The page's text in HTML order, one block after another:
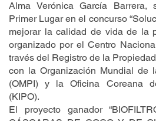
Alma Verónica García Barrera,
Primer Lugar en el concurso
mejorar la calidad de vida de la
organizado por el Centro
través del Registro de la
con la Organización Mundial de
(OMPI) y la Oficina Coreana
(KIPO).
El proyecto ganador